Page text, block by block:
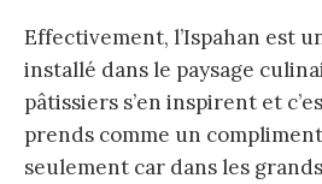
Effectivement, l’Ispahan est
installé dans le paysage
pâtissiers s’en inspirent et
prends comme un
seulement car dans les